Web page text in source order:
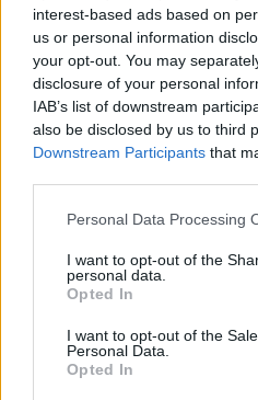
interest-based ads based on
us or personal information
your opt-out. You may
disclosure of your personal
IAB’s list of downstream
also be disclosed by us to third
Downstream Participants that
Please note that this website/
not limited to your visit or usage
grant or deny consent to
use your data for below
consent section.
Personal Data Processing
I want to opt-out of the
personal data.
Opted In
I want to opt-out of the
Personal Data.
Opted In
Címkék:podcast